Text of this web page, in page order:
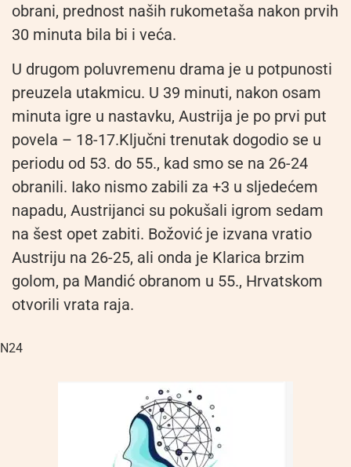
obrani, prednost naših rukometaša nakon prvih
30 minuta bila bi i veća.
U drugom poluvremenu drama je u potpunosti
preuzela utakmicu. U 39 minuti, nakon osam
minuta igre u nastavku, Austrija je po prvi put
povela – 18-17.Ključni trenutak dogodio se u
periodu od 53. do 55., kad smo se na 26-24
obranili. Iako nismo zabili za +3 u sljedećem
napadu, Austrijanci su pokušali igrom sedam
na šest opet zabiti. Božović je izvana vratio
Austriju na 26-25, ali onda je Klarica brzim
golom, pa Mandić obranom u 55., Hrvatskom
otvorili vrata raja.
N24